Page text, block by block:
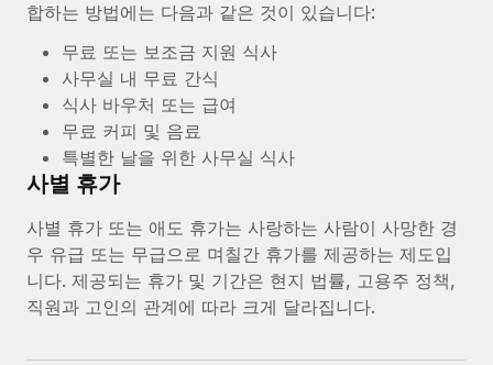
합하는 방법에는 다음과 같은 것이 있습니다:
무료 또는 보조금 지원 식사
사무실 내 무료 간식
식사 바우처 또는 급여
무료 커피 및 음료
특별한 날을 위한 사무실 식사
사별 휴가
사별 휴가 또는 애도 휴가는 사랑하는 사람이 사망한 경
우 유급 또는 무급으로 며칠간 휴가를 제공하는 제도입
니다. 제공되는 휴가 및 기간은 현지 법률, 고용주 정책,
직원과 고인의 관계에 따라 크게 달라집니다.